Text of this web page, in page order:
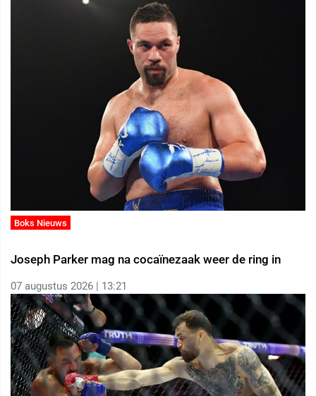
Boks Nieuws
Joseph Parker mag na cocaïnezaak weer de ring in
07 augustus 2026 | 13:21